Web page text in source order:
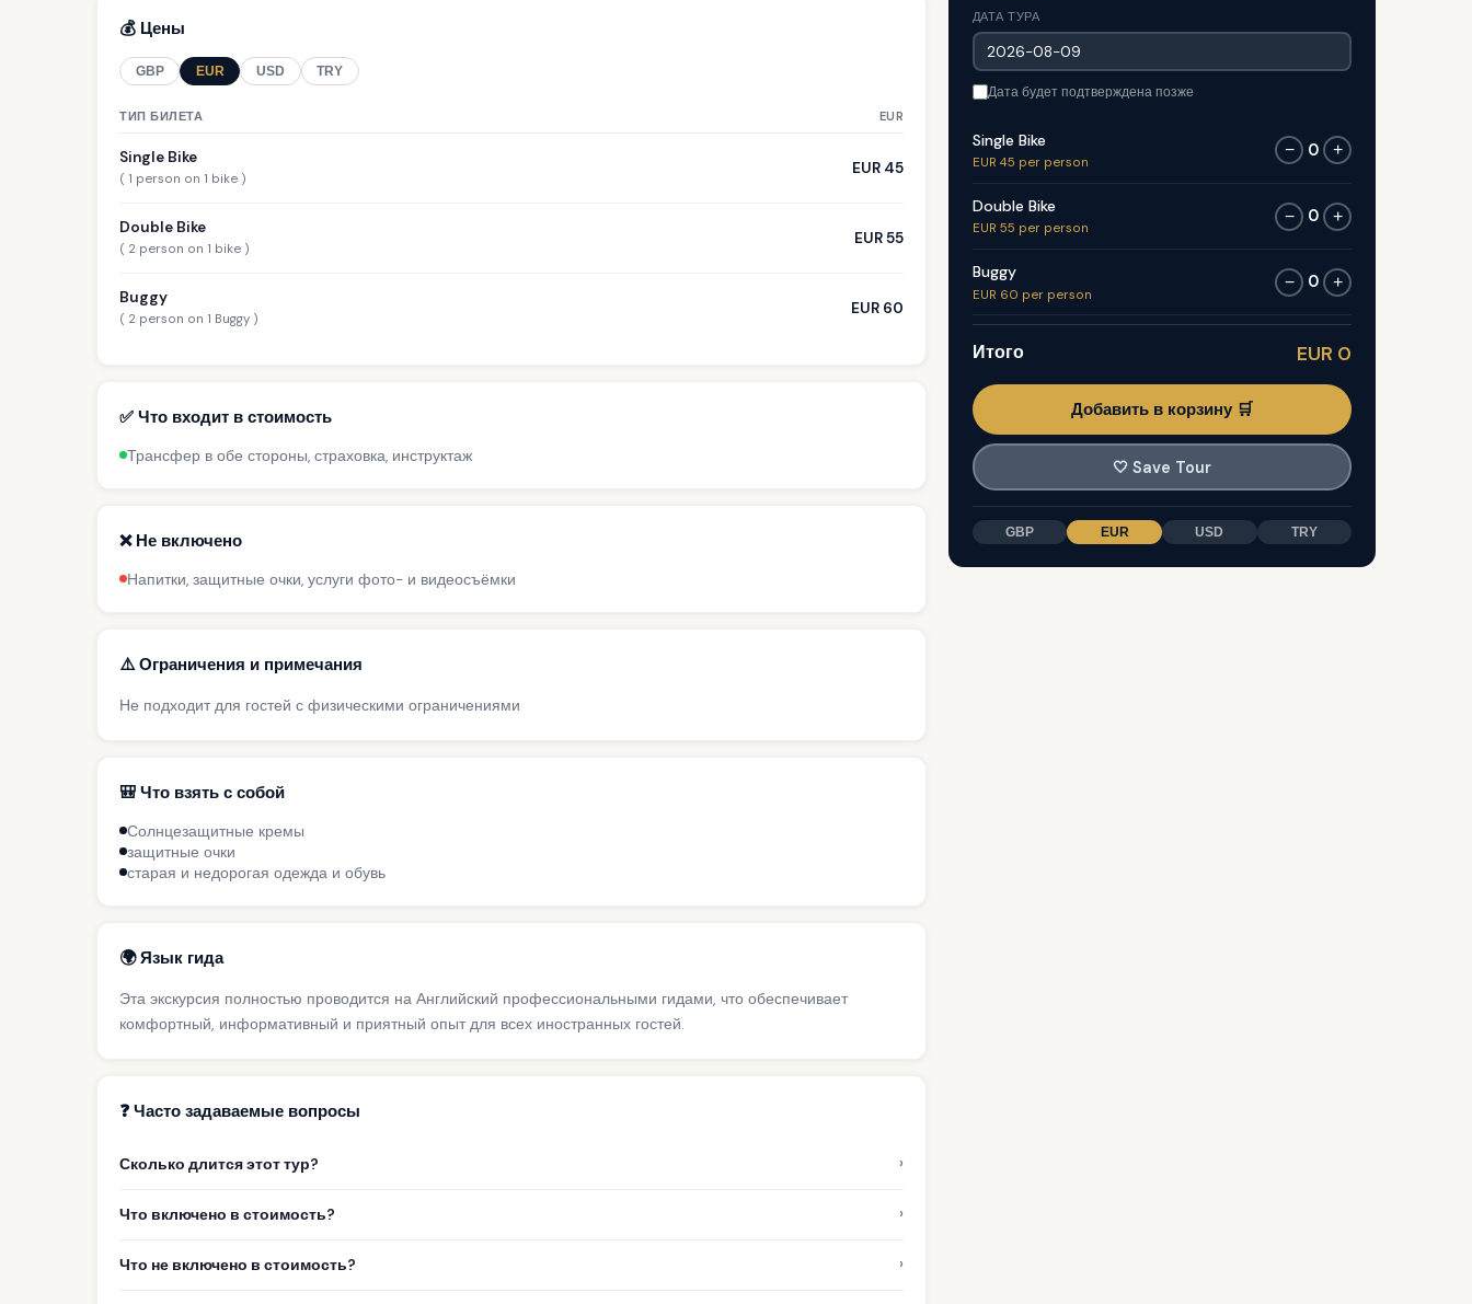
💰 Цены
GBP EUR USD TRY
ТИП БИЛЕТА EUR
Single Bike
( 1 person on 1 bike )
EUR 45
Double Bike
( 2 person on 1 bike )
EUR 55
Buggy
( 2 person on 1 Buggy )
EUR 60
✅ Что входит в стоимость
Трансфер в обе стороны, страховка, инструктаж
❌ Не включено
Напитки, защитные очки, услуги фото- и видеосъёмки
⚠️ Ограничения и примечания
Не подходит для гостей с физическими ограничениями
🎒 Что взять с собой
Солнцезащитные кремы
защитные очки
старая и недорогая одежда и обувь
🌍 Язык гида
Эта экскурсия полностью проводится на Английский профессиональными гидами, что обеспечивает
комфортный, информативный и приятный опыт для всех иностранных гостей.
❓ Часто задаваемые вопросы
Сколько длится этот тур? ›
Что включено в стоимость? ›
Что не включено в стоимость? ›
ДАТА ТУРА
Дата будет подтверждена позже
Single Bike
EUR 45 per person
− 0 +
Double Bike
EUR 55 per person
− 0 +
Buggy
EUR 60 per person
− 0 +
Итого EUR 0
Добавить в корзину 🛒
🤍 Save Tour
GBP EUR USD TRY